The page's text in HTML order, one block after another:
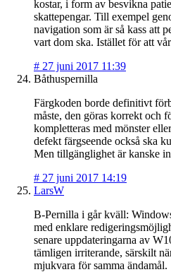
kostar, i form av besvikna
skattepengar. Till exempel
navigation som är så kass att
vart dom ska. Istället för att
# 27 juni 2017 11:39
Båthuspernilla
Färgkoden borde definitivt
måste, den göras korrekt och
kompletteras med mönster
defekt färgseende också ska
Men tillgänglighet är kanske
# 27 juni 2017 14:19
LarsW
B-Pernilla i går kväll:
med enklare
senare uppdateringarna av
tämligen irriterande, särskilt
mjukvara för samma ändamål.